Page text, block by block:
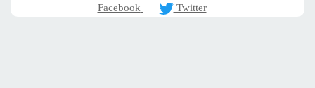
Facebook
Twitter